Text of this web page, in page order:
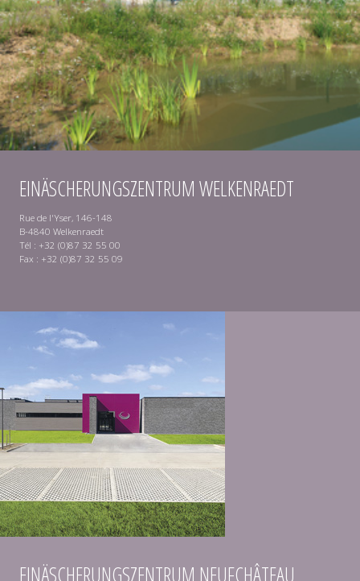
EINÄSCHERUNGSZENTRUM WELKENRAEDT
Rue de l'Yser, 146-148
B-4840 Welkenraedt
Tél : +32 (0)87 32 55 00
Fax : +32 (0)87 32 55 09
EINÄSCHERUNGSZENTRUM NEUFCHÂTEAU